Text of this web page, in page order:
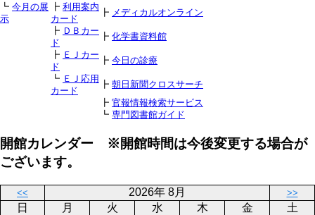
┗ 今月の展
示
┣ 利用案内
カード
┣ メディカルオンライン
┣ ＤＢカー
ド
┣ 化学書資料館
┣ ＥＪカー
ド
┣ 今日の診療
┗ ＥＪ応用
カード
┣ 朝日新聞クロスサーチ
┣ 官報情報検索サービス
┗ 専門図書館ガイド
開館カレンダー ※開館時間は今後変更する場合が
ございます。
<< 2026年 8月 >>
日 月 火 水 木 金
土